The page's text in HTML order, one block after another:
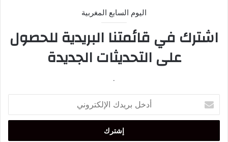
اليوم السابع المغربية
اشترك في قائمتنا البريدية للحصول
على التحديثات الجديدة
.
بريدك
الإلكتروني